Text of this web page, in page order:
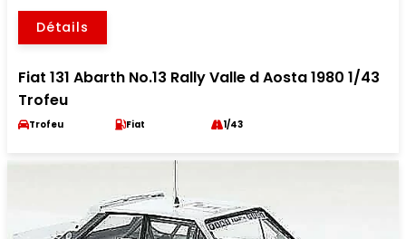
Détails
Fiat 131 Abarth No.13 Rally Valle d Aosta 1980 1/43
Trofeu
Trofeu Fiat 1/43